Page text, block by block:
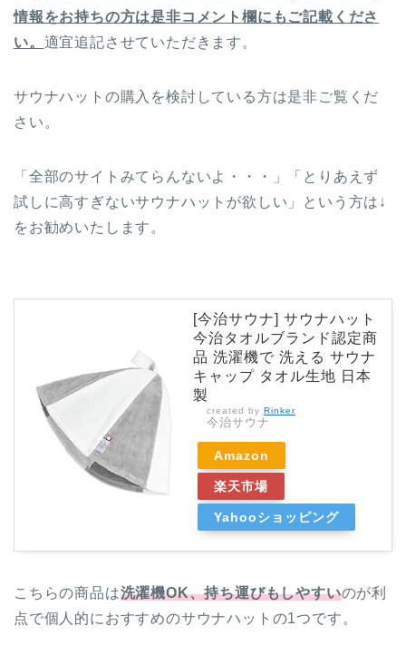
情報をお持ちの方は是非コメント欄にもご記載くださ
い。 適宜追記させていただきます。
サウナハットの購入を検討している方は是非ご覧くだ
さい。
「全部のサイトみてらんないよ・・・」「とりあえず
試しに高すぎないサウナハットが欲しい」という方は↓
をお勧めいたします。
[今治サウナ] サウナハット
今治タオルブランド認定商
品 洗濯機で 洗える サウナ
キャップ タオル生地 日本
製
created by Rinker
今治サウナ
Amazon
楽天市場
Yahooショッピング
こちらの商品は洗濯機OK、持ち運びもしやすいのが利
点で個人的におすすめのサウナハットの1つです。